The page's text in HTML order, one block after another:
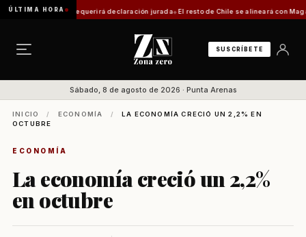
ÚLTIMA HORA
trámite requerirá declaración jurada El resto de Chile se alineará con
SUSCRÍBETE
Sábado, 8 de agosto de 2026 · Punta Arenas
INICIO / ECONOMÍA /
LA ECONOMÍA CRECIÓ UN 2,2% EN
OCTUBRE
ECONOMÍA
La economía creció un 2,2%
en octubre